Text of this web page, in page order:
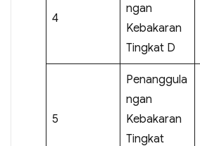
4
ngan
Kebakaran
Tingkat D
5
Penanggula
ngan
Kebakaran
Tingkat